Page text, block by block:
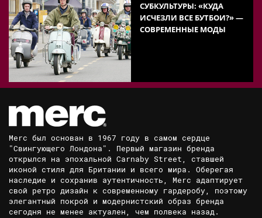
СУБКУЛЬТУРЫ: «КУДА
ИСЧЕЗЛИ ВСЕ БУТБОИ?» —
СОВРЕМЕННЫЕ МОДЫ
Merc был основан в 1967 году в самом сердце
"Свингующего Лондона". Первый магазин бренда
открылся на эпохальной Carnaby Street, ставшей
иконой стиля для Британии и всего мира. Оберегая
наследие и сохранив аутентичность, Merc адаптирует
свой ретро дизайн к современному гардеробу, поэтому
элегантный покрой и модернистский образ бренда
сегодня не менее актуален, чем полвека назад.